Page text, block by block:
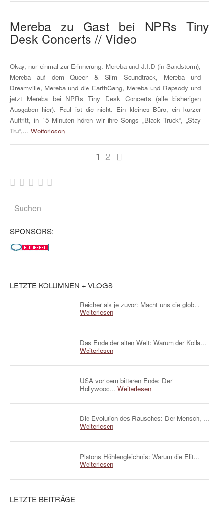
Mereba zu Gast bei NPRs Tiny
Desk Concerts // Video
Okay, nur einmal zur Erinnerung: Mereba und J.I.D (in Sandstorm),
Mereba auf dem Queen & Slim Soundtrack, Mereba und
Dreamville, Mereba und die EarthGang, Mereba und Rapsody und
jetzt Mereba bei NPRs Tiny Desk Concerts (alle bisherigen
Ausgaben hier). Faul ist die nicht. Ein kleines Büro, ein kurzer
Auftritt, in 15 Minuten hören wir ihre Songs „Black Truck“, „Stay
Tru“,… Weiterlesen
WHUDAT:
1 2
SPONSORS:
LETZTE KOLUMNEN + VLOGS
Reicher als je zuvor: Macht uns die glob...
Weiterlesen
Das Ende der alten Welt: Warum der Kolla...
Weiterlesen
USA vor dem bitteren Ende: Der
Hollywood... Weiterlesen
Die Evolution des Rausches: Der Mensch, ...
Weiterlesen
Platons Höhlengleichnis: Warum die Elit...
Weiterlesen
LETZTE BEITRÄGE